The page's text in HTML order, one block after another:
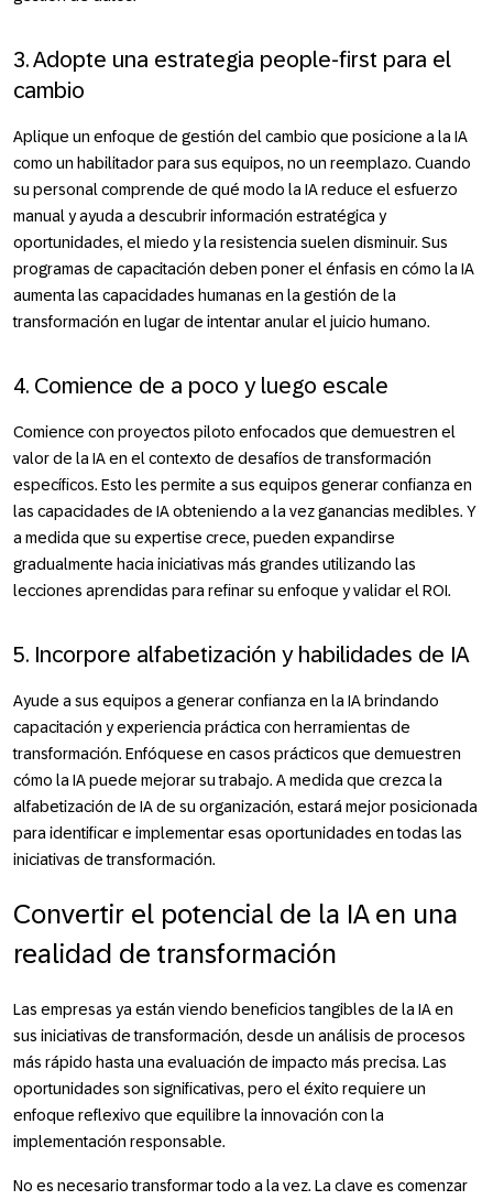
3. Adopte una estrategia people-first para el
cambio
Aplique un enfoque de gestión del cambio que posicione a la IA
como un habilitador para sus equipos, no un reemplazo. Cuando
su personal comprende de qué modo la IA reduce el esfuerzo
manual y ayuda a descubrir información estratégica y
oportunidades, el miedo y la resistencia suelen disminuir. Sus
programas de capacitación deben poner el énfasis en cómo la IA
aumenta las capacidades humanas en la gestión de la
transformación en lugar de intentar anular el juicio humano.
4. Comience de a poco y luego escale
Comience con proyectos piloto enfocados que demuestren el
valor de la IA en el contexto de desafíos de transformación
específicos. Esto les permite a sus equipos generar confianza en
las capacidades de IA obteniendo a la vez ganancias medibles. Y
a medida que su expertise crece, pueden expandirse
gradualmente hacia iniciativas más grandes utilizando las
lecciones aprendidas para refinar su enfoque y validar el ROI.
5. Incorpore alfabetización y habilidades de IA
Ayude a sus equipos a generar confianza en la IA brindando
capacitación y experiencia práctica con herramientas de
transformación. Enfóquese en casos prácticos que demuestren
cómo la IA puede mejorar su trabajo. A medida que crezca la
alfabetización de IA de su organización, estará mejor posicionada
para identificar e implementar esas oportunidades en todas las
iniciativas de transformación.
Convertir el potencial de la IA en una
realidad de transformación
Las empresas ya están viendo beneficios tangibles de la IA en
sus iniciativas de transformación, desde un análisis de procesos
más rápido hasta una evaluación de impacto más precisa. Las
oportunidades son significativas, pero el éxito requiere un
enfoque reflexivo que equilibre la innovación con la
implementación responsable.
No es necesario transformar todo a la vez. La clave es comenzar